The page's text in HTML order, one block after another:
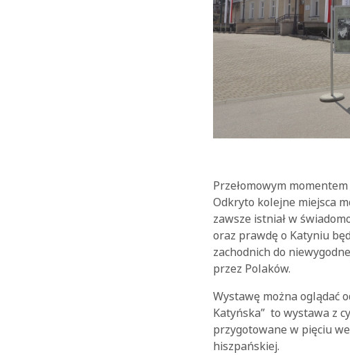
Przełomowym
Odkryto kolejne miejsca
zawsze istniał w
oraz prawdę o Katyniu
zachodnich do
przez Polaków.
Wystawę można oglądać
Katyńska” to wystawa z
przygotowane w pięciu
hiszpańskiej.